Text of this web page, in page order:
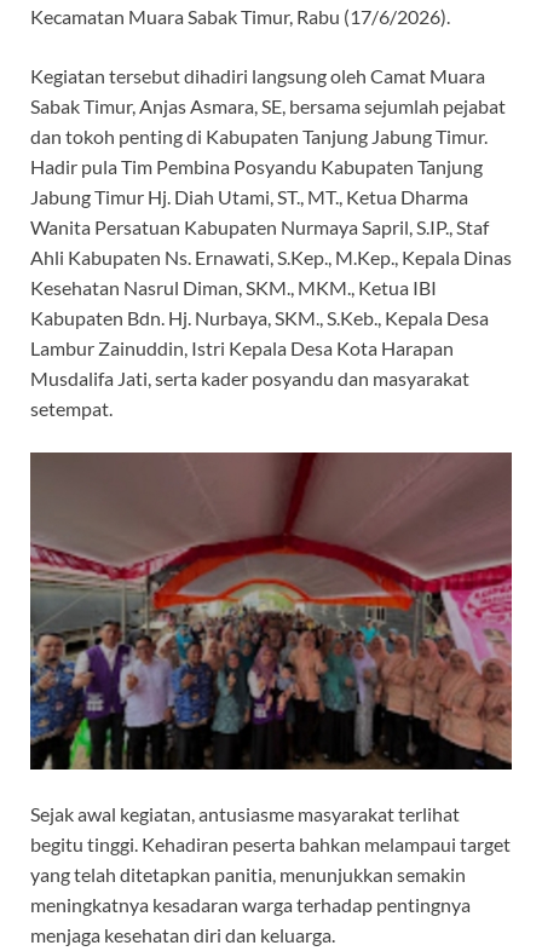
Kecamatan Muara Sabak Timur, Rabu (17/6/2026).
Kegiatan tersebut dihadiri langsung oleh Camat Muara
Sabak Timur, Anjas Asmara, SE, bersama sejumlah pejabat
dan tokoh penting di Kabupaten Tanjung Jabung Timur.
Hadir pula Tim Pembina Posyandu Kabupaten Tanjung
Jabung Timur Hj. Diah Utami, ST., MT., Ketua Dharma
Wanita Persatuan Kabupaten Nurmaya Sapril, S.IP., Staf
Ahli Kabupaten Ns. Ernawati, S.Kep., M.Kep., Kepala Dinas
Kesehatan Nasrul Diman, SKM., MKM., Ketua IBI
Kabupaten Bdn. Hj. Nurbaya, SKM., S.Keb., Kepala Desa
Lambur Zainuddin, Istri Kepala Desa Kota Harapan
Musdalifa Jati, serta kader posyandu dan masyarakat
setempat.
Sejak awal kegiatan, antusiasme masyarakat terlihat
begitu tinggi. Kehadiran peserta bahkan melampaui target
yang telah ditetapkan panitia, menunjukkan semakin
meningkatnya kesadaran warga terhadap pentingnya
menjaga kesehatan diri dan keluarga.